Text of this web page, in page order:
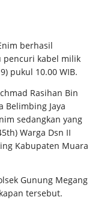
berhasil
pencuri kabel milik
pukul 10.00 WIB.
Rasihan Bin
Belimbing Jaya
sedangkan yang
Warga Dsn II
Kabupaten Muara
Gunung Megang
tersebut.